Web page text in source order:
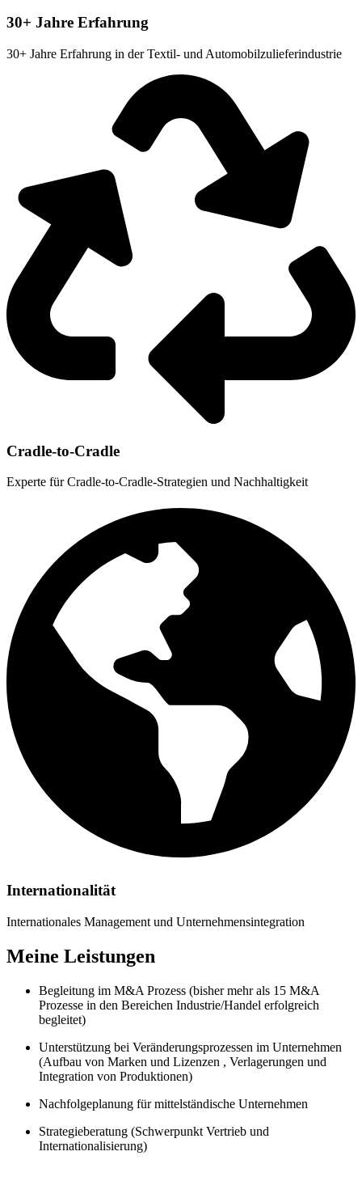
30+ Jahre Erfahrung
30+ Jahre Erfahrung in der Textil- und Automobilzulieferindustrie
Cradle-to-Cradle
Experte für Cradle-to-Cradle-Strategien und Nachhaltigkeit
Internationalität
Internationales Management und Unternehmensintegration
Meine Leistungen
Begleitung im M&A Prozess (bisher mehr als 15 M&A
Prozesse in den Bereichen Industrie/Handel erfolgreich
begleitet)
Unterstützung bei Veränderungsprozessen im Unternehmen
(Aufbau von Marken und Lizenzen , Verlagerungen und
Integration von Produktionen)
Nachfolgeplanung für mittelständische Unternehmen
Strategieberatung (Schwerpunkt Vertrieb und
Internationalisierung)